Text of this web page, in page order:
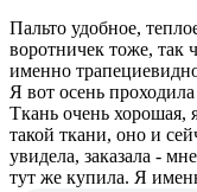
Пальто удобное,
воротничек тоже, так
именно
Я вот осень
Ткань очень
такой ткани, оно и
увидела, заказала -
тут же купила. Я